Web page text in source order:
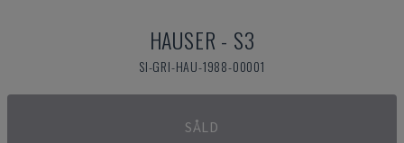
HAUSER - S3
SI-GRI-HAU-1988-00001
SÅLD